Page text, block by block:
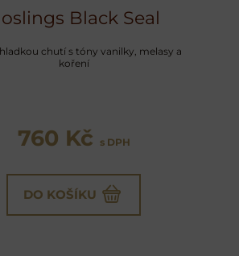
Black Seal
chutí s tóny vanilky, melasy a
koření
760 Kč s DPH
DO KOŠÍKU